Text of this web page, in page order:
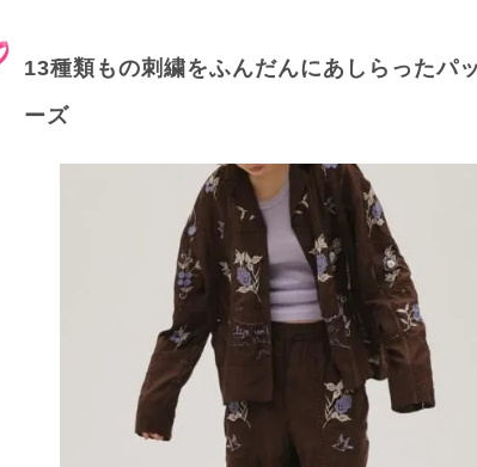
13種類もの刺繍をふんだんにあしらったパ
ーズ